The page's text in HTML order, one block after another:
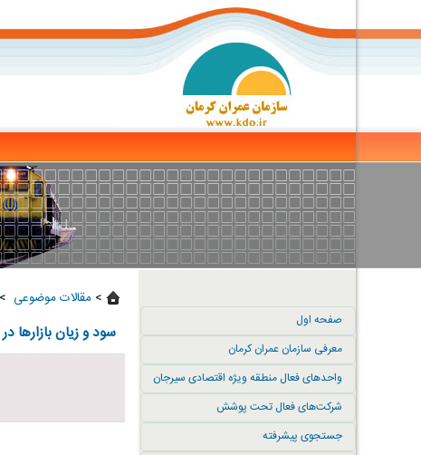
صفحه اول
معرفی سازمان عمران کرمان
واحدهای فعال منطقه ویژه اقتصادی سیرجان
شرکت‌های فعال تحت پوشش
جستجوی پیشرفته
> مقالات موضوعی ‏ >
سود و زیان بازارها